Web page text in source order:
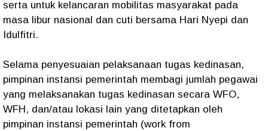
serta untuk kelancaran mobilitas masyarakat pada
masa libur nasional dan cuti bersama Hari Nyepi dan
Idulfitri.
Selama penyesuaian pelaksanaan tugas kedinasan,
pimpinan instansi pemerintah membagi jumlah pegawai
yang melaksanakan tugas kedinasan secara WFO,
WFH, dan/atau lokasi lain yang ditetapkan oleh
pimpinan instansi pemerintah (work from